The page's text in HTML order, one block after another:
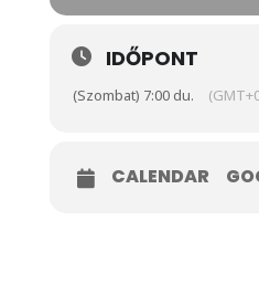
IDŐPONT
(Szombat) 7:00 du.
CALENDAR